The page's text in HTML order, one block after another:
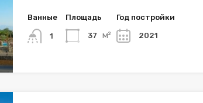
Ванные
1
Площадь
37 м²
Год постройки
2021